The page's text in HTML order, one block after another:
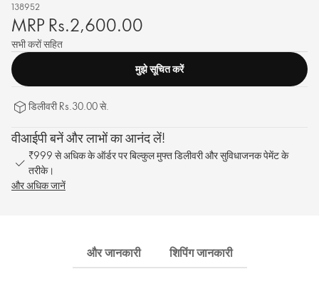
138952
MRP Rs.2,600.00
सभी करों सहित
मुझे सूचित करें
डिलीवरी Rs.30.00 से.
वीआईपी बनें और लाभों का आनंद लें!
₹999 से अधिक के ऑर्डर पर बिल्कुल मुफ्त डिलीवरी और सुविधाजनक पेमेंट के
तरीके।
और अधिक जानें
और जानकारी शिपिंग जानकारी